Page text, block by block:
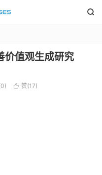

价值观生成研究
 赞(17)